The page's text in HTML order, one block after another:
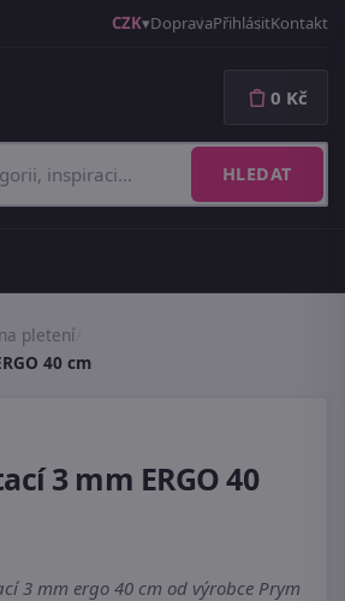
CZK DopravaPřihlásitKontakt
HLEDAT
0 Kč
pletení
40 cm
3 mm ERGO 40
3 mm ergo 40 cm od výrobce Prym